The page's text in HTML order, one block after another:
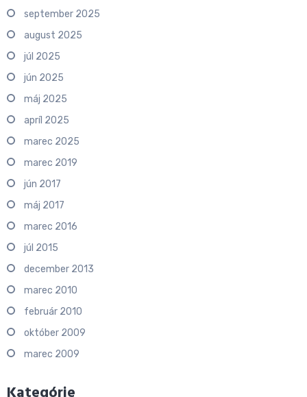
september 2025
august 2025
júl 2025
jún 2025
máj 2025
apríl 2025
marec 2025
marec 2019
jún 2017
máj 2017
marec 2016
júl 2015
december 2013
marec 2010
február 2010
október 2009
marec 2009